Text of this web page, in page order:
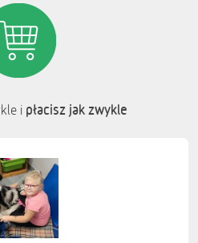
i płacisz jak zwykle